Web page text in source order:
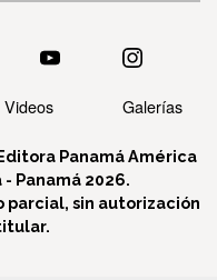
Videos Galerías
Panamá América
- Panamá 2026.
parcial, sin autorización